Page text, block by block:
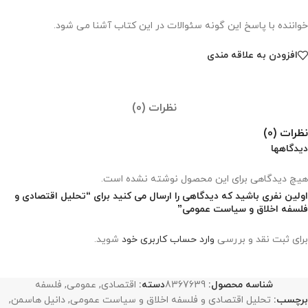
خواننده با پاسخ این گونه سئوالات در این کتاب آشنا می شود.
افزودن به علاقه مندی
نظرات (0)
نظرات (0)
دیدگاهها
هیچ دیدگاهی برای این محصول نوشته نشده است.
اولین نفری باشید که دیدگاهی را ارسال می کنید برای “تحلیل اقتصادی و
فلسفه اخلاق و سیاست عمومی”
برای ثبت نقد و بررسی وارد حساب کاربری خود شوید.
شناسه محصول: 8367639دسته: اقتصادی, عمومی, فلسفه
برچسب: تحلیل اقتصادی و فلسفه اخلاق و سیاست عمومی, دانیل هاسمن,